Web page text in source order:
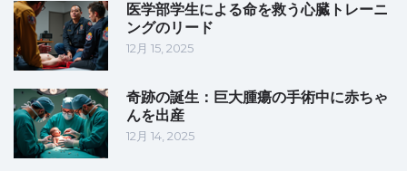
医学部学生による命を救う心臓トレーニ
ングのリード
12月 15, 2025
奇跡の誕生：巨大腫瘍の手術中に赤ちゃ
んを出産
12月 14, 2025